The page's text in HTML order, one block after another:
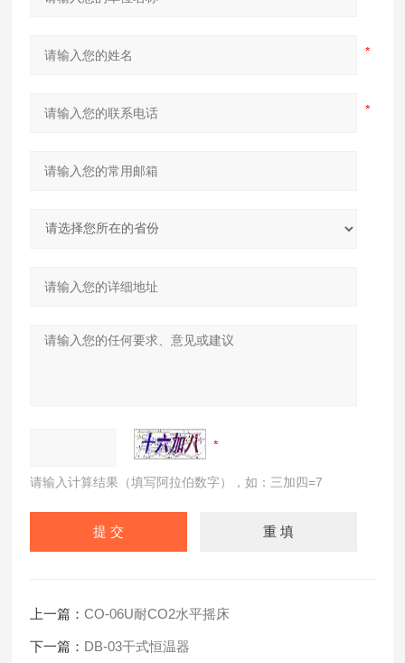
请输入计算结果（填写阿拉伯数字），如：三加四=7
上一篇：CO-06U耐CO2水平摇床
下一篇： DB-03干式恒温器